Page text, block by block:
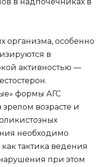
организма, особенно
в
активностью —
формы АГС
возрасте и
необходимо
тактика ведения
при этом